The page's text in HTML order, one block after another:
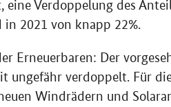
Verdoppelung des
2021 von knapp 22%.
Erneuerbaren: Der
ungefähr verdoppelt. Für
Windrädern und